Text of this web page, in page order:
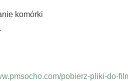
komórki
pobierz-pliki-do-